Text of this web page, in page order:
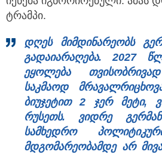
ტრამპი.
დღეს მიმდინარეობს
გადაიარაღება. 2027
ეყოლება
საკმაოდ
ბიუჯეტით 2 ჯერ მეტი,
რუსეთს. ვიდრე
სამხედრო
მდგომარეობამდე არ